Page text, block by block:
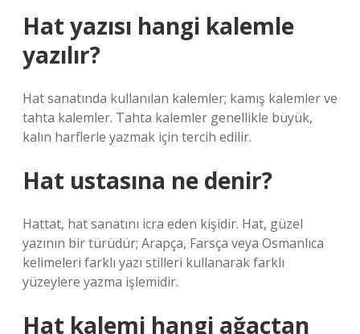
Hat yazısı hangi kalemle
yazılır?
Hat sanatında kullanılan kalemler; kamış kalemler ve
tahta kalemler. Tahta kalemler genellikle büyük,
kalın harflerle yazmak için tercih edilir.
Hat ustasına ne denir?
Hattat, hat sanatını icra eden kişidir. Hat, güzel
yazının bir türüdür; Arapça, Farsça veya Osmanlıca
kelimeleri farklı yazı stilleri kullanarak farklı
yüzeylere yazma işlemidir.
Hat kalemi hangi ağaçtan